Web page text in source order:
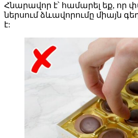
Հնարավոր է՝ համարել եք, որ
ներսում ձևավորումը միայն
է: